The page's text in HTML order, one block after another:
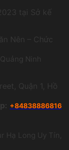
tại Sở kế
Nên – Chức
Ninh
Quận 1, Hồ
+84838886816
Hạ Long Uy Tín,